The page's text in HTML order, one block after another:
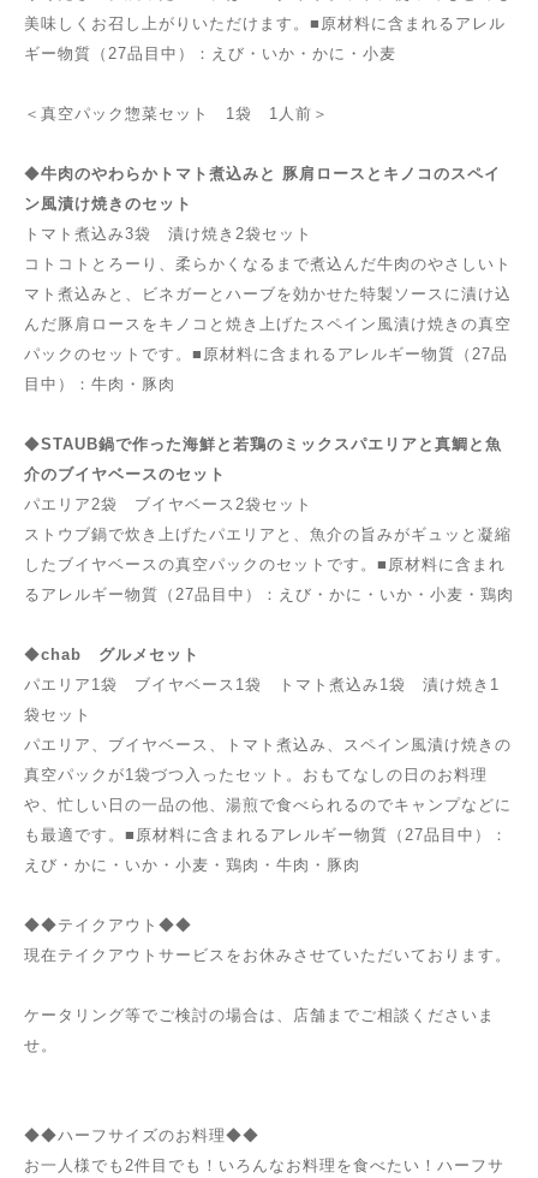
美味しくお召し上がりいただけます。■原材料に含まれるアレル
ギー物質（27品目中）：えび・いか・かに・小麦
＜真空パック惣菜セット 1袋 1人前＞
◆牛肉のやわらかトマト煮込みと 豚肩ロースとキノコのスペイ
ン風漬け焼きのセット
トマト煮込み3袋 漬け焼き2袋セット
コトコトとろーり、柔らかくなるまで煮込んだ牛肉のやさしいト
マト煮込みと、ビネガーとハーブを効かせた特製ソースに漬け込
んだ豚肩ロースをキノコと焼き上げたスペイン風漬け焼きの真空
パックのセットです。■原材料に含まれるアレルギー物質（27品
目中）：牛肉・豚肉
◆STAUB鍋で作った海鮮と若鶏のミックスパエリアと真鯛と魚
介のブイヤベースのセット
パエリア2袋 ブイヤベース2袋セット
ストウブ鍋で炊き上げたパエリアと、魚介の旨みがギュッと凝縮
したブイヤベースの真空パックのセットです。■原材料に含まれ
るアレルギー物質（27品目中）：えび・かに・いか・小麦・鶏肉
◆chab グルメセット
パエリア1袋 ブイヤベース1袋 トマト煮込み1袋 漬け焼き1
袋セット
パエリア、ブイヤベース、トマト煮込み、スペイン風漬け焼きの
真空パックが1袋づつ入ったセット。おもてなしの日のお料理
や、忙しい日の一品の他、湯煎で食べられるのでキャンプなどに
も最適です。■原材料に含まれるアレルギー物質（27品目中）：
えび・かに・いか・小麦・鶏肉・牛肉・豚肉
◆◆テイクアウト◆◆
現在テイクアウトサービスをお休みさせていただいております。
ケータリング等でご検討の場合は、店舗までご相談くださいま
せ。
◆◆ハーフサイズのお料理◆◆
お一人様でも2件目でも！いろんなお料理を食べたい！ハーフサ